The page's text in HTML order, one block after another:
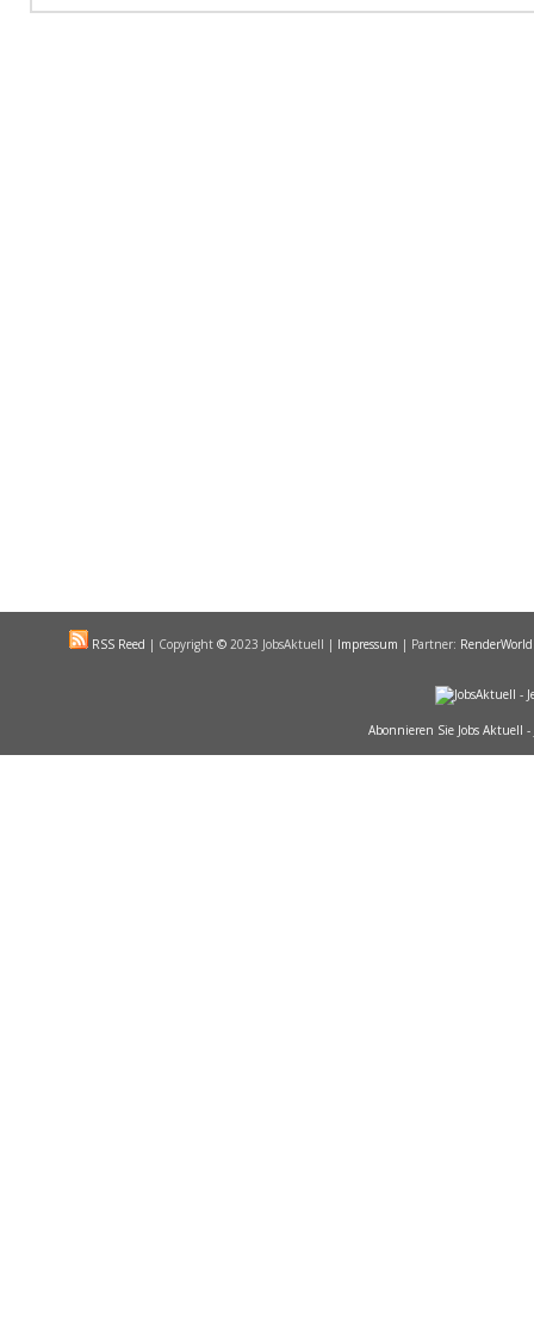
RSS Reed | Copyright © 2023 JobsAktuell | Impressum | Partner: RenderWorld
Abonnieren Sie Jobs Aktuell